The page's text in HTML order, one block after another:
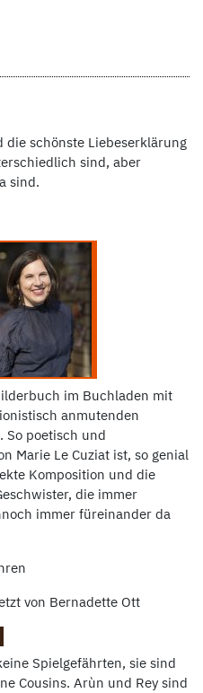
die schönste Liebeserklärung
sind, aber
sind.
im Buchladen mit
anmutenden
So poetisch und
Marie Le Cuziat ist, so genial
Komposition und die
die immer
immer füreinander da
von Bernadette Ott
Spielgefährten, sie sind
Cousins. Arùn und Rey sind